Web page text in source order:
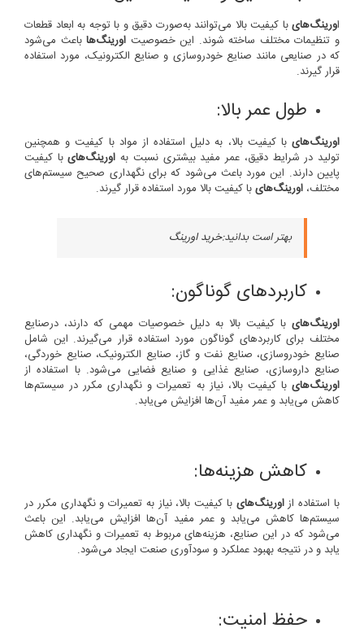
اورینگ‌هایبا کیفیت بالا می‌توانند به‌صورت دقیق و با توجه به ابعاد قطعات
و تنظیمات مختلف ساخته شوند. این خصوصیت اورینگ‌هاباعث می‌شود
که در صنایعی مانند صنایع خودروسازی و صنایع الکترونیک، مورد استفاده
قرار گیرند.
طول عمر بالا:
اورینگ‌های با کیفیت بالا، به دلیل استفاده از مواد با کیفیت و همچنین
تولید در شرایط دقیق، عمر مفید بیشتری نسبت به اورینگ‌هایبا کیفیت
پایین دارند. این مورد باعث می‌شود که برای نگهداری صحیح سیستم‌های
مختلف، اورینگ‌هایبا کیفیت بالا مورد استفاده قرار گیرند.
بهتر است بدانید:خرید اورینگ
کاربردهای گوناگون:
اورینگ‌های با کیفیت بالا به دلیل خصوصیات مهمی که دارند، درصنایع
مختلف برای کاربردهای گوناگون مورد استفاده قرار می‌گیرند. این شامل
صنایع خودروسازی، صنایع نفت و گاز، صنایع الکترونیک، صنایع خوردگی،
صنایع داروسازی، صنایع غذایی و صنایع فضایی می‌شود. با استفاده از
اورینگ‌های با کیفیت بالا، نیاز به تعمیرات و نگهداری مکرر در سیستم‌ها
کاهش می‌یابد و عمر مفید آن‌ها افزایش می‌یابد.
کاهش هزینه‌ها:
با استفاده ازاورینگ‌های با کیفیت بالا، نیاز به تعمیرات و نگهداری مکرر در
سیستم‌ها کاهش می‌یابد و عمر مفید آن‌ها افزایش می‌یابد. این باعث
می‌شود که در این صنایع، هزینه‌های مربوط به تعمیرات و نگهداری کاهش
یابد و در نتیجه بهبود عملکرد و سودآوری صنعت ایجاد می‌شود.
حفظ امنیت: